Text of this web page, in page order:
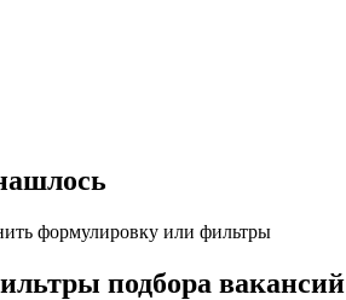
формулировку или фильтры
подбора вакансий